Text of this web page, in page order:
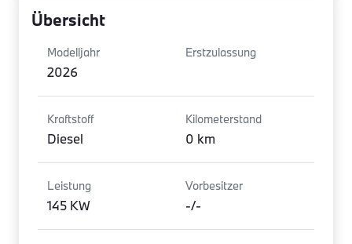
Übersicht
Modelljahr
2026
Erstzulassung
Kraftstoff
Diesel
Kilometerstand
0 km
Leistung
145 KW
Vorbesitzer
-/-